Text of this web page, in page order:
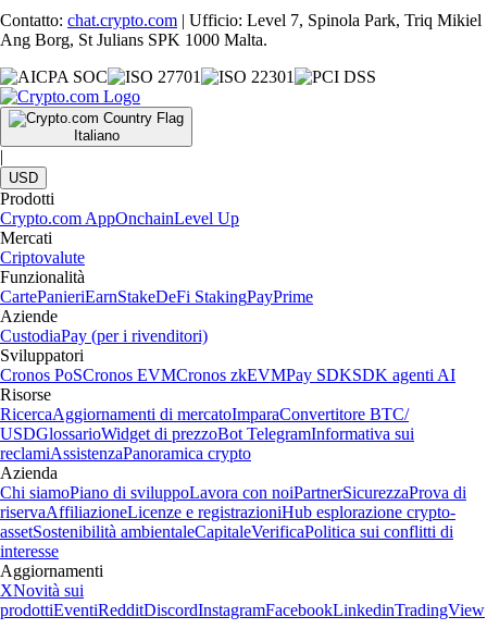
Contatto: chat.crypto.com | Ufficio: Level 7, Spinola Park, Triq Mikiel
Ang Borg, St Julians SPK 1000 Malta.
Italiano
|
USD
Prodotti
Crypto.com AppOnchainLevel Up
Mercati
Criptovalute
Funzionalità
CartePanieriEarnStakeDeFi StakingPayPrime
Aziende
CustodiaPay (per i rivenditori)
Sviluppatori
Cronos PoSCronos EVMCronos zkEVMPay SDKSDK agenti AI
Risorse
RicercaAggiornamenti di mercatoImparaConvertitore BTC/
USDGlossarioWidget di prezzoBot TelegramInformativa sui
reclamiAssistenzaPanoramica crypto
Azienda
Chi siamoPiano di sviluppoLavora con noiPartnerSicurezzaProva di
riservaAffiliazioneLicenze e registrazioniHub esplorazione crypto-
assetSostenibilità ambientaleCapitaleVerificaPolitica sui conflitti di
interesse
Aggiornamenti
XNovità sui
prodottiEventiRedditDiscordInstagramFacebookLinkedinTradingView